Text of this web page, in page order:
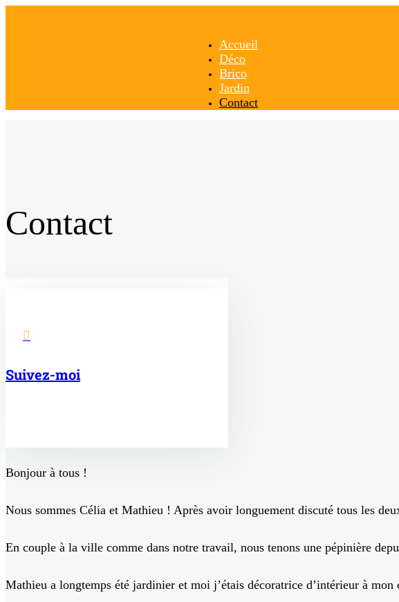
Accueil
Déco
Brico
Jardin
Contact
Contact

Suivez-moi
Bonjour à tous !
Nous sommes Célia et Mathieu ! Après avoir longuement discuté tous les
En couple à la ville comme dans notre travail, nous tenons une pépinière
Mathieu a longtemps été jardinier et moi j’étais décoratrice d’intérieur à